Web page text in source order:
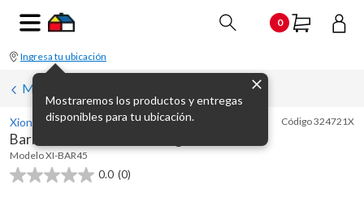
0
Ingresa tu ubicación
Mostraremos los productos y entregas
disponibles para tu ubicación.
Minicomponentes y barras de sonido
Xion Código324721X
Barra de sonido 4000 W negra
ModeloXI-BAR45
0.0 (0)
0.0